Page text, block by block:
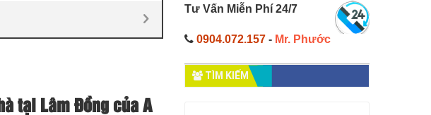
tại Lâm Đồng của A
Tư Vấn Miễn Phí 24/7
0904.072.157- Mr. Phước
TÌM KIẾM